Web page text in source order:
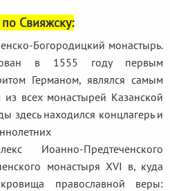
Свияжску:
Богородицкий монастырь.
в 1555 году первым
Германом, являлся самым
всех монастырей Казанской
здесь находился концлагерь и
Иоанно-Предтеченского
монастыря XVI в, куда
православной веры: